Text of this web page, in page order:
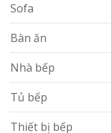
Sofa
Bàn ăn
Nhà bếp
Tủ bếp
Thiết bị bếp